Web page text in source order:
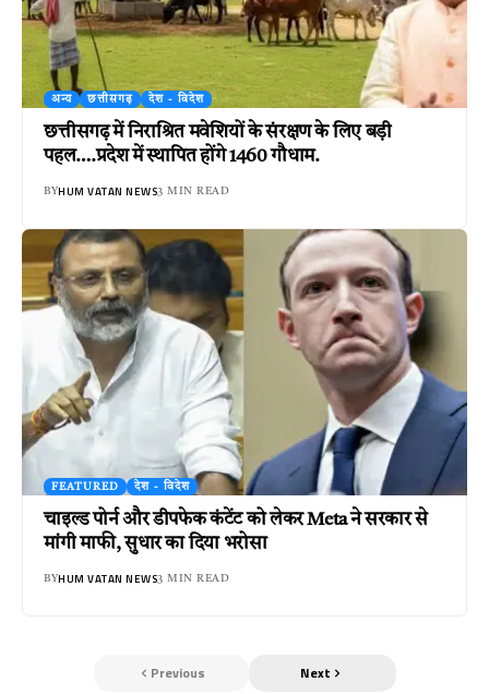
अन्य छत्तीसगढ़ देश - विदेश
छत्तीसगढ़ में निराश्रित मवेशियों के संरक्षण के लिए बड़ी
पहल….प्रदेश में स्थापित होंगे 1460 गौधाम.
BYHUM VATAN NEWS3 MIN READ
FEATURED देश - विदेश
चाइल्ड पोर्न और डीपफेक कंटेंट को लेकर Meta ने सरकार से
मांगी माफी, सुधार का दिया भरोसा
BYHUM VATAN NEWS3 MIN READ
Previous Next